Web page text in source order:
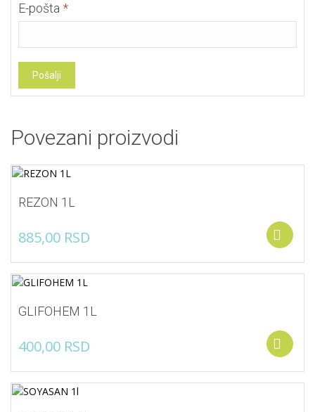
E-pošta *
Povezani proizvodi
REZON 1L
885,00 RSD
GLIFOHEM 1L
400,00 RSD